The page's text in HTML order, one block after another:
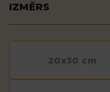
IZMĒRS
20x30 cm